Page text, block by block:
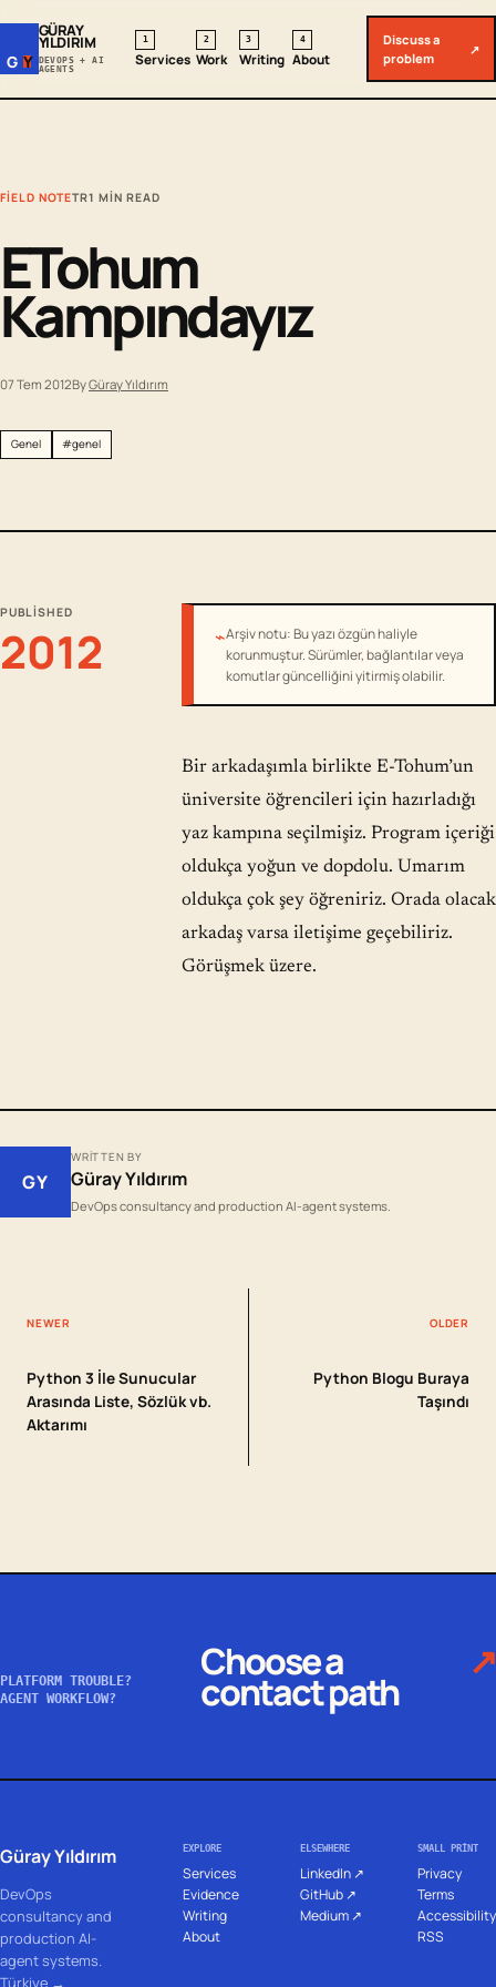
G Y
GÜRAY
YILDIRIM
DEVOPS + AI
AGENTS
1
Services
2
Work
3
Writing
4
About
Discuss a
problem
↗
FIELD NOTETR1 MIN READ
ETohum
Kampındayız
07 Tem 2012ByGüray Yıldırım
Genel #genel
PUBLISHED
2012 ⌁Arşiv notu: Bu yazı özgün haliyle
korunmuştur. Sürümler, bağlantılar veya
komutlar güncelliğini yitirmiş olabilir.
Bir arkadaşımla birlikte E-Tohum’un
üniversite öğrencileri için hazırladığı
yaz kampına seçilmişiz. Program içeriği
oldukça yoğun ve dopdolu. Umarım
oldukça çok şey öğreniriz. Orada olacak
arkadaş varsa iletişime geçebiliriz.
Görüşmek üzere.
GY
WRITTEN BY
Güray Yıldırım
DevOps consultancy and production AI-agent systems.
NEWER
Python 3 İle Sunucular
Arasında Liste, Sözlük vb.
Aktarımı
OLDER
Python Blogu Buraya
Taşındı
PLATFORM TROUBLE?
AGENT WORKFLOW?
Choose a
contact path
↗
Güray Yıldırım
DevOps
consultancy and
production AI-
agent systems.
Türkiye →
EXPLORE
Services
Evidence
Writing
About
ELSEWHERE
LinkedIn ↗
GitHub ↗
Medium ↗
SMALL PRINT
Privacy
Terms
Accessibility
RSS